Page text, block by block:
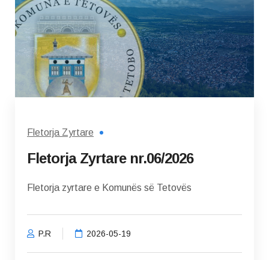
Fletorja Zyrtare
Fletorja Zyrtare nr.06/2026
Fletorja zyrtare e Komunës së Tetovës
P.R 2026-05-19